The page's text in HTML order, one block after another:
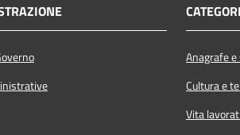
Anagrafe
Cultura e
Vita